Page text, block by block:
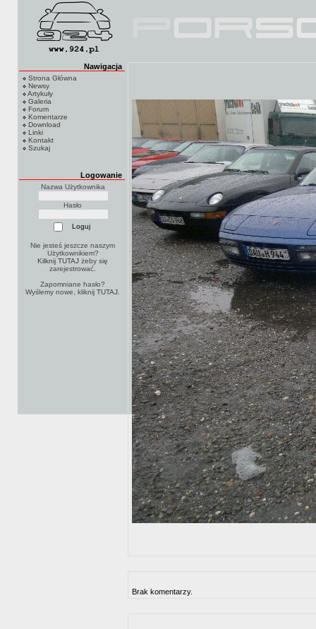
Nawigacja
Strona Główna
Newsy
Artykuły
Galeria
Forum
Komentarze
Download
Linki
Kontakt
Szukaj
Logowanie
Nazwa Użytkownika
Hasło
Nie jesteś jeszcze naszym
Użytkownikiem?
Kilknij TUTAJ żeby się
zarejestrować.
Zapomniane hasło?
Wyślemy nowe, kliknijTUTAJ
Brak komentarzy.